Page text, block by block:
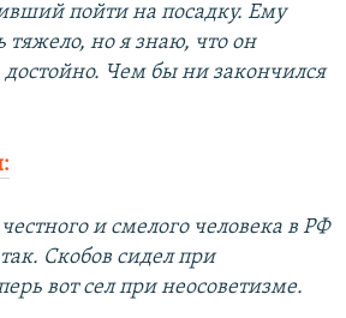
пойти на посадку. Ему
тяжело, но я знаю, что он
достойно. Чем бы ни закончился
и смелого человека в РФ
Скобов сидел при
вот сел при неосоветизме.